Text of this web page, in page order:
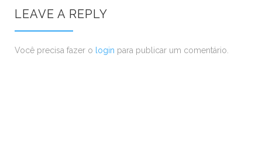
LEAVE A REPLY
Você precisa fazer o login para publicar um comentário.